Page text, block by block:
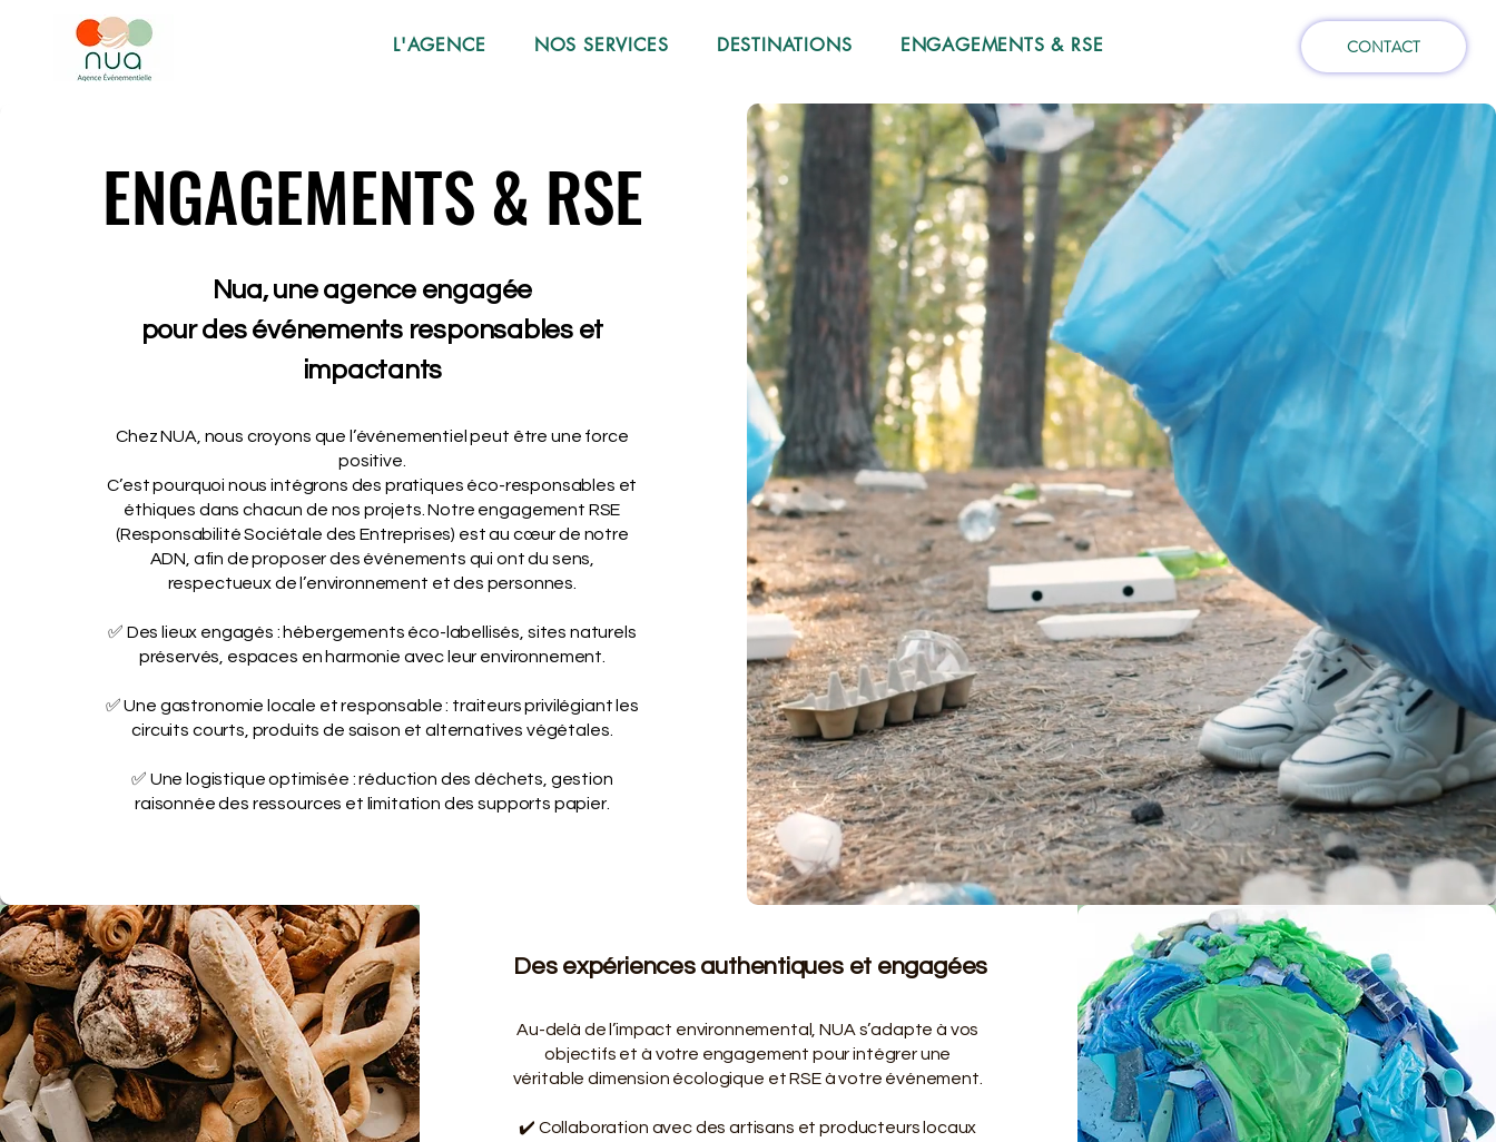
L'AGENCE NOS SERVICES DESTINATIONS ENGAGEMENTS & RSE CONTACT
ENGAGEMENTS & RSE
ENGAGEMENTS & RSE
Nua, une agence engagée
pour des événements responsables et
impactants
Chez NUA, nous croyons que l’événementiel peut être une force
positive.
C’est pourquoi nous intégrons des pratiques éco-responsables et
éthiques dans chacun de nos projets. Notre engagement RSE
(Responsabilité Sociétale des Entreprises) est au cœur de notre
ADN, afin de proposer des événements qui ont du sens,
respectueux de l’environnement et des personnes.
✅ Des lieux engagés : hébergements éco-labellisés, sites naturels
préservés, espaces en harmonie avec leur environnement.
✅ Une gastronomie locale et responsable : traiteurs privilégiant les
circuits courts, produits de saison et alternatives végétales.
✅ Une logistique optimisée : réduction des déchets, gestion
raisonnée des ressources et limitation des supports papier.
Des expériences authentiques et engagées
Au-delà de l’impact environnemental, NUA s’adapte à vos
objectifs et à votre engagement pour intégrer une
véritable dimension écologique et RSE à votre événement.
✔️ Collaboration avec des artisans et producteurs locaux